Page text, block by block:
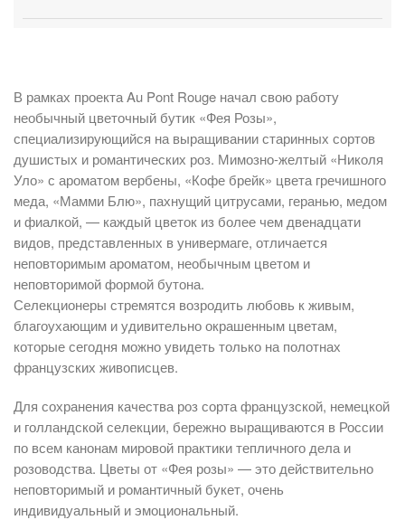
В рамках проекта Au Pont Rouge начал свою работу
необычный цветочный бутик «Фея Розы»,
специализирующийся на выращивании старинных сортов
душистых и романтических роз. Мимозно-желтый «Николя
Уло» с ароматом вербены, «Кофе брейк» цвета гречишного
меда, «Мамми Блю», пахнущий цитрусами, геранью, медом
и фиалкой, — каждый цветок из более чем двенадцати
видов, представленных в универмаге, отличается
неповторимым ароматом, необычным цветом и
неповторимой формой бутона.
Селекционеры стремятся возродить любовь к живым,
благоухающим и удивительно окрашенным цветам,
которые сегодня можно увидеть только на полотнах
французских живописцев.
Для сохранения качества роз сорта французской, немецкой
и голландской селекции, бережно выращиваются в России
по всем канонам мировой практики тепличного дела и
розоводства. Цветы от «Фея розы» — это действительно
неповторимый и романтичный букет, очень
индивидуальный и эмоциональный.